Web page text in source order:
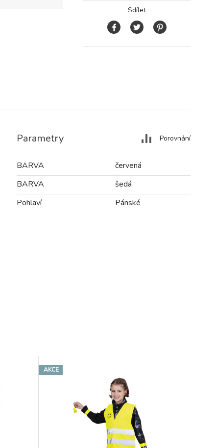
Sdílet
Parametry Porovnání
BARVA
červená
BARVA
šedá
Pohlaví
Pánské
AKCE